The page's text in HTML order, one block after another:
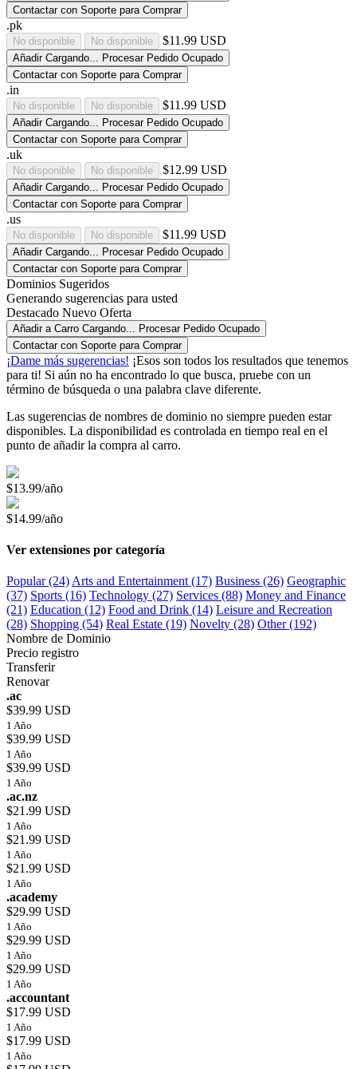
Contactar con Soporte para Comprar
.pk
No disponible No disponible $11.99 USD
Añadir Cargando... Procesar Pedido Ocupado
Contactar con Soporte para Comprar
.in
No disponible No disponible $11.99 USD
Añadir Cargando... Procesar Pedido Ocupado
Contactar con Soporte para Comprar
.uk
No disponible No disponible $12.99 USD
Añadir Cargando... Procesar Pedido Ocupado
Contactar con Soporte para Comprar
.us
No disponible No disponible $11.99 USD
Añadir Cargando... Procesar Pedido Ocupado
Contactar con Soporte para Comprar
Dominios Sugeridos
Generando sugerencias para usted
Destacado Nuevo Oferta
Añadir a Carro Cargando... Procesar Pedido Ocupado
Contactar con Soporte para Comprar
¡Dame más sugerencias! ¡Esos son todos los resultados que tenemos
para ti! Si aún no ha encontrado lo que busca, pruebe con un
término de búsqueda o una palabra clave diferente.
Las sugerencias de nombres de dominio no siempre pueden estar
disponibles. La disponibilidad es controlada en tiempo real en el
punto de añadir la compra al carro.
$13.99/año
$14.99/año
Ver extensiones por categoría
Popular (24) Arts and Entertainment (17) Business (26) Geographic
(37) Sports (16) Technology (27) Services (88) Money and Finance
(21) Education (12) Food and Drink (14) Leisure and Recreation
(28) Shopping (54) Real Estate (19) Novelty (28) Other (192)
Nombre de Dominio
Precio registro
Transferir
Renovar
.ac
$39.99 USD
1 Año
$39.99 USD
1 Año
$39.99 USD
1 Año
.ac.nz
$21.99 USD
1 Año
$21.99 USD
1 Año
$21.99 USD
1 Año
.academy
$29.99 USD
1 Año
$29.99 USD
1 Año
$29.99 USD
1 Año
.accountant
$17.99 USD
1 Año
$17.99 USD
1 Año